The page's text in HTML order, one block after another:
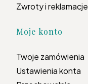
Zwroty i reklamacje
Moje konto
Twoje zamówienia
Ustawienia konta